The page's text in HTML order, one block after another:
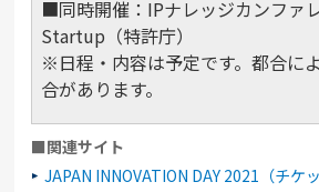
■同時開催：IPナレッジカンファ
Startup（特許庁）
※日程・内容は予定です。都合に
合があります。
■関連サイト
JAPAN INNOVATION DAY 2021（チケ